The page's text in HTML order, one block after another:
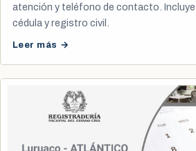
atención y teléfono de contacto.
cédula y registro civil.
Leer más →